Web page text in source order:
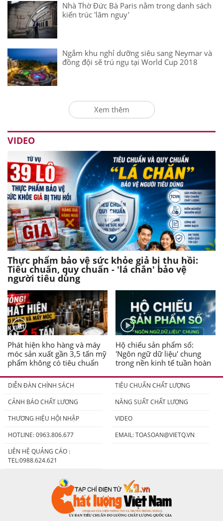
Nhà Thờ Đức Bà Paris nằm trong danh sách
kiến trúc 'lâm nguy'
Ngắm khu nghỉ dưỡng siêu sang Neymar và
đồng đội sẽ trú ngụ tại World Cup 2018
Xem thêm
VIDEO
Thực phẩm bảo vệ sức khỏe giả bị thu hồi:
Tiêu chuẩn, quy chuẩn - 'lá chắn' bảo vệ
người tiêu dùng
Phát hiện kho hàng và máy
móc sản xuất gần 3,5 tấn mỹ
phẩm không có tiêu chuẩn
Hộ chiếu sản phẩm số:
'Ngôn ngữ dữ liệu' chung
trong nền kinh tế tuần hoàn
DIỄN ĐÀN CHÍNH SÁCH
TIÊU CHUẨN CHẤT LƯỢNG
CẢNH BÁO CHẤT LƯỢNG
NĂNG SUẤT CHẤT LƯỢNG
THƯƠNG HIỆU HỘI NHẬP
VIDEO
HOTLINE: 0963.806.677
EMAIL:TOASOAN@VIETQ.VN
LIÊN HỆ QUẢNG CÁO :
TEL:0988.624.621